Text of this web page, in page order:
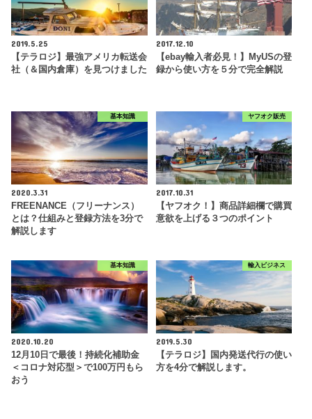
2019.5.25
【テラロジ】最強アメリカ転送会
社（＆国内倉庫）を見つけました
2017.12.10
【ebay輸入者必見！】MyUSの登
録から使い方を５分で完全解説
基本知識
2020.3.31
FREENANCE（フリーナンス）
とは？仕組みと登録方法を3分で
解説します
ヤフオク販売
2017.10.31
【ヤフオク！】商品詳細欄で購買
意欲を上げる３つのポイント
基本知識
2020.10.20
12月10日で最後！持続化補助金
＜コロナ対応型＞で100万円もら
おう
輸入ビジネス
2019.5.30
【テラロジ】国内発送代行の使い
方を4分で解説します。